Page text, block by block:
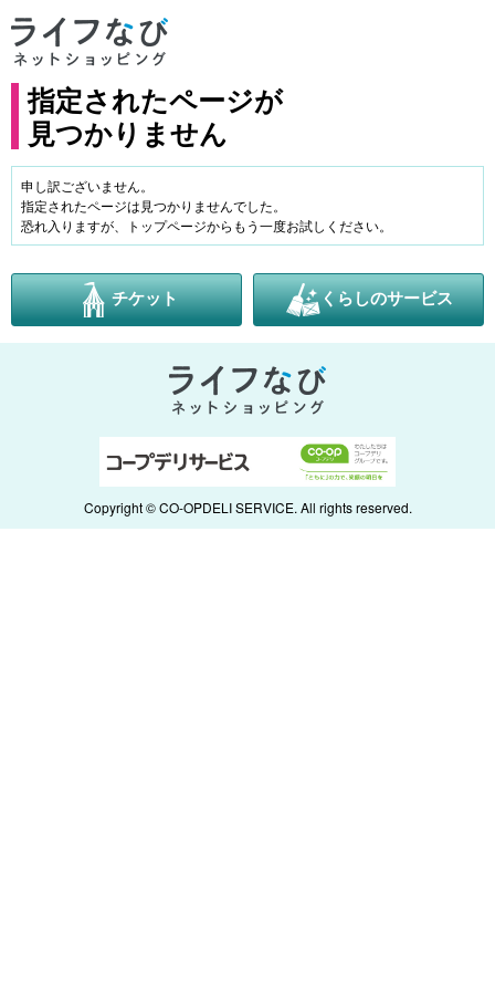
指定されたページが
見つかりません
申し訳ございません。
指定されたページは見つかりませんでした。
恐れ入りますが、トップページからもう一度お試しください。
チケット くらしのサービス
Copyright © CO-OPDELI SERVICE. All rights reserved.